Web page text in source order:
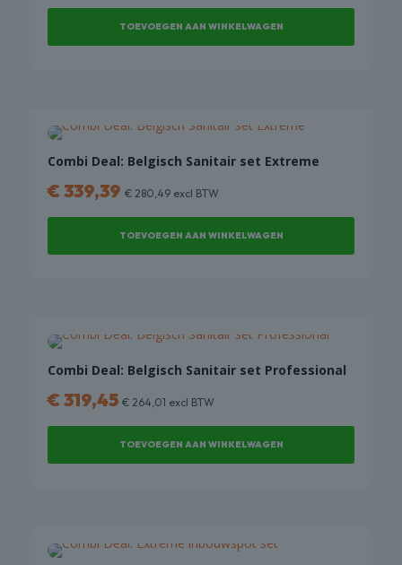
TOEVOEGEN AAN WINKELWAGEN
Combi Deal: Belgisch Sanitair set Extreme
€339,39 € 280,49 excl BTW
TOEVOEGEN AAN WINKELWAGEN
Combi Deal: Belgisch Sanitair set Professional
€319,45 € 264,01 excl BTW
TOEVOEGEN AAN WINKELWAGEN